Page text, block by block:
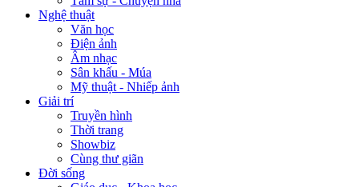
Nghệ thuật
Văn học
Điện ảnh
Âm nhạc
Sân khấu - Múa
Mỹ thuật - Nhiếp ảnh
Giải trí
Truyền hình
Thời trang
Showbiz
Cùng thư giãn
Đời sống